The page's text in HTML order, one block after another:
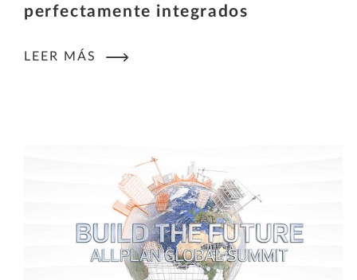
perfectamente integrados
LEER MÁS